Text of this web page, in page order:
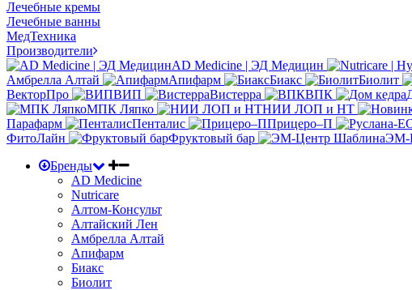
Лечебные кремы
Лечебные ванны
МедТехника
Производители
AD Medicine | ЭД Медицин
Амбрелла Алтай
Апифарм Биакс Биолит
ВекторПро
ВИП Вистерра ВПК
МПК Ляпко
НИИ ЛОП и НТ
Парафарм
Пенталис Прицеро–П
ФитоЛайн
Фруктовый бар ЭМ-
Бренды
AD Medicine
Nutricare
Алтом-Консульт
Алтайский Лен
Амбрелла Алтай
Апифарм
Биакс
Биолит